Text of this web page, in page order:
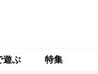
遊ぶ 特集